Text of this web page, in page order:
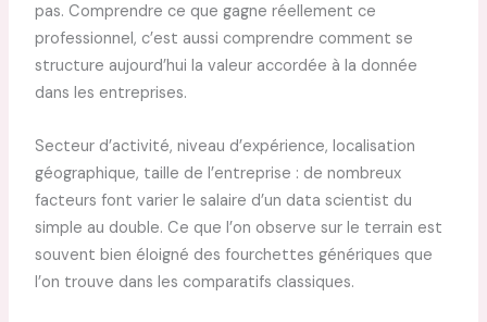
pas. Comprendre ce que gagne réellement ce
professionnel, c’est aussi comprendre comment se
structure aujourd’hui la valeur accordée à la donnée
dans les entreprises.
Secteur d’activité, niveau d’expérience, localisation
géographique, taille de l’entreprise : de nombreux
facteurs font varier le salaire d’un data scientist du
simple au double. Ce que l’on observe sur le terrain est
souvent bien éloigné des fourchettes génériques que
l’on trouve dans les comparatifs classiques.